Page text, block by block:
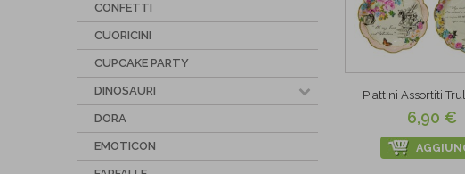
CONFETTI
CUORICINI
CUPCAKE PARTY
DINOSAURI
DORA
EMOTICON
Piattini Assortiti
6,90 €